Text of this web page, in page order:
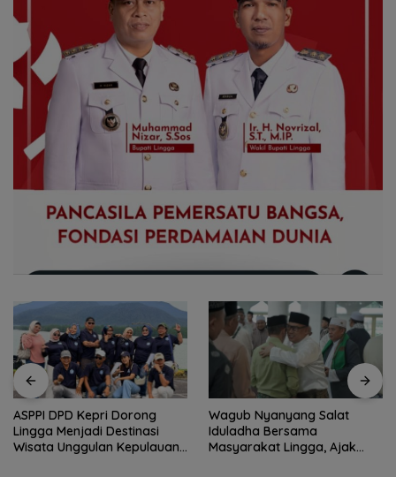
ASPPI DPD Kepri Dorong
Lingga Menjadi Destinasi
Wisata Unggulan Kepulauan
Wagub Nyanyang Salat
Iduladha Bersama
Masyarakat Lingga, Ajak